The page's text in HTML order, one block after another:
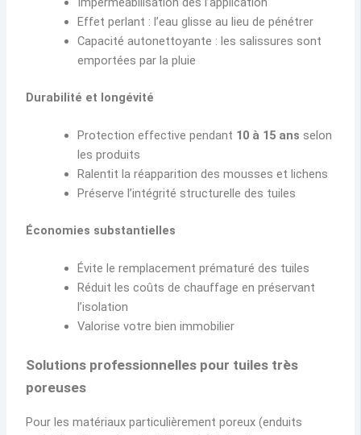
Effet perlant : l’eau glisse au lieu de pénétrer
Capacité autonettoyante : les salissures sont
emportées par la pluie
Durabilité et longévité
Protection effective pendant 10 à 15 ans selon
les produits
Ralentit la réapparition des mousses et lichens
Préserve l’intégrité structurelle des tuiles
Économies substantielles
Évite le remplacement prématuré des tuiles
Réduit les coûts de chauffage en préservant
l’isolation
Valorise votre bien immobilier
Solutions professionnelles pour tuiles très
poreuses
Pour les matériaux particulièrement poreux (enduits